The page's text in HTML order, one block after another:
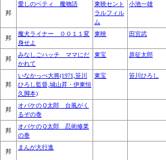
邦
愛しのベティ 魔物語
東映セント
ラルフィル
ム
小池一雄
邦
魔犬ライナー ００１１変
身せよ
東映 田宮武
邦
みなしごハッチ ママにだ
かれて
東宝 原征太郎
邦
いなかっぺ大将(1971,笹川
ひろし監督,城山昇・伊東恒
久脚本)
東宝 笹川ひろし
邦
オバケのＱ太郎 台風がく
るぞの巻
邦
オバケのＱ太郎 忍術修業
の巻
邦
まんが大行進